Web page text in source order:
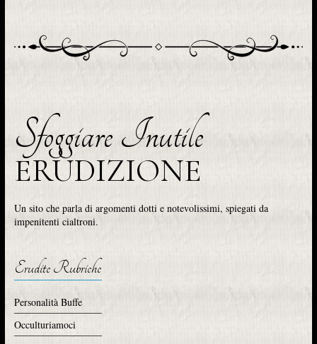
Sfoggiare Inutile
ERUDIZIONE
Un sito che parla di argomenti dotti e notevolissimi, spiegati da
impenitenti cialtroni.
Erudite Rubriche
Personalità Buffe
Occulturiamoci